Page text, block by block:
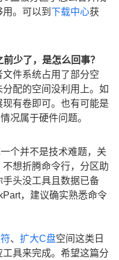
。可以到 下载中心获
少了，是怎么回事？
件系统占用了部分空
配的空间没利用上。如
有卷即可。也有可能是
况属于硬件问题。
个并不是技术难题，关
想折腾命令行，分区助
头没工具且数据已备
，建议确实熟悉命令
、 扩大C盘空间这类日
具来完成。希望这篇分